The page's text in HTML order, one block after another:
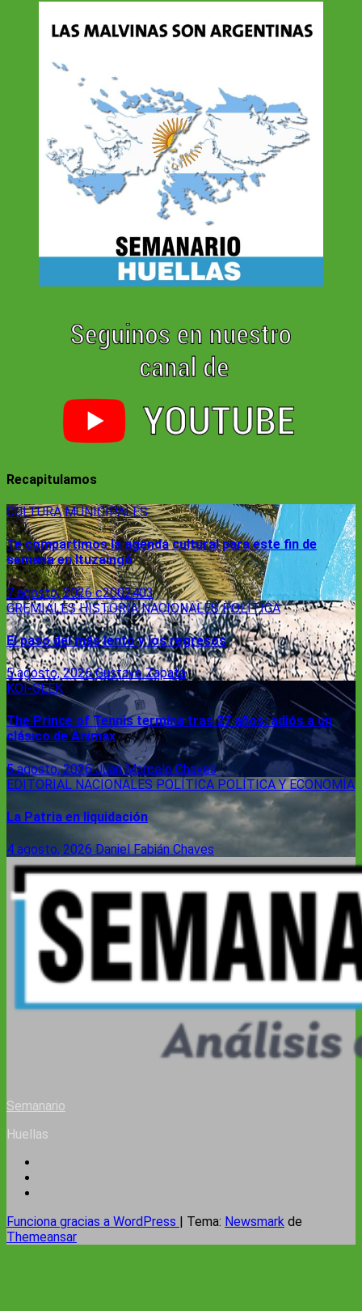
Recapitulamos
CULTURAMUNICIPALES
Te compartimos la agenda cultural para este fin de
semana en Ituzaingó
7 agosto, 2026c2002403
GREMIALESHISTORIANACIONALESPOLÍTICA
El paso del más lento y los regresos
5 agosto, 2026Gustavo Zapata
KOI-GEEK
The Prince of Tennis termina tras 27 años: adiós a un
clásico de Animax
5 agosto, 2026Juan Marcelo Chaves
EDITORIAL NACIONALES POLÍTICA POLÍTICA Y ECONOMÍA
La Patria en liquidación
4 agosto, 2026 Daniel Fabián Chaves
Semanario
Huellas
Funciona gracias a WordPress Tema: Newsmark de
Themeansar